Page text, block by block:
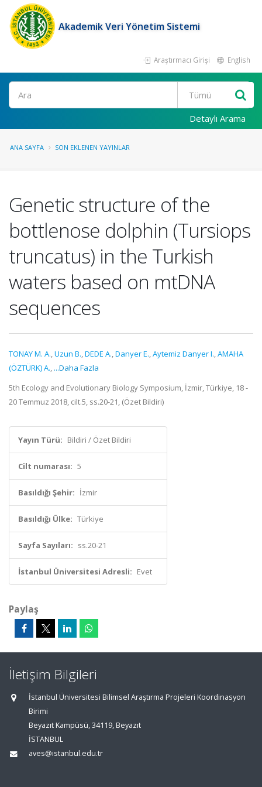
Akademik Veri Yönetim Sistemi
Araştırmacı Girişi English
Ara
Detaylı Arama
ANA SAYFA SON EKLENEN YAYINLAR
Genetic structure of the
bottlenose dolphin (Tursiops
truncatus) in the Turkish
waters based on mtDNA
sequences
TONAY M. A.,Uzun B.,DEDE A.,Danyer E.,Aytemiz Danyer I.,AMAHA
(ÖZTÜRK) A., ...Daha Fazla
5th Ecology and Evolutionary Biology Symposium, İzmir, Türkiye, 18 -
20 Temmuz 2018, cilt.5, ss.20-21, (Özet Bildiri)
Yayın Türü: Bildiri / Özet Bildiri
Cilt numarası: 5
Basıldığı Şehir: İzmir
Basıldığı Ülke: Türkiye
Sayfa Sayıları: ss.20-21
İstanbul Üniversitesi Adresli: Evet
Paylaş
İletişim Bilgileri
İstanbul Üniversitesi Bilimsel Araştırma Projeleri Koordinasyon
Birimi
Beyazıt Kampüsü, 34119, Beyazıt
İSTANBUL
aves@istanbul.edu.tr